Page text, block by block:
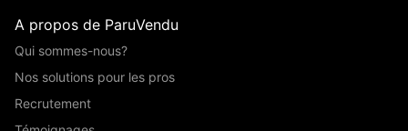
A propos de ParuVendu
Qui sommes-nous?
Nos solutions pour les pros
Recrutement